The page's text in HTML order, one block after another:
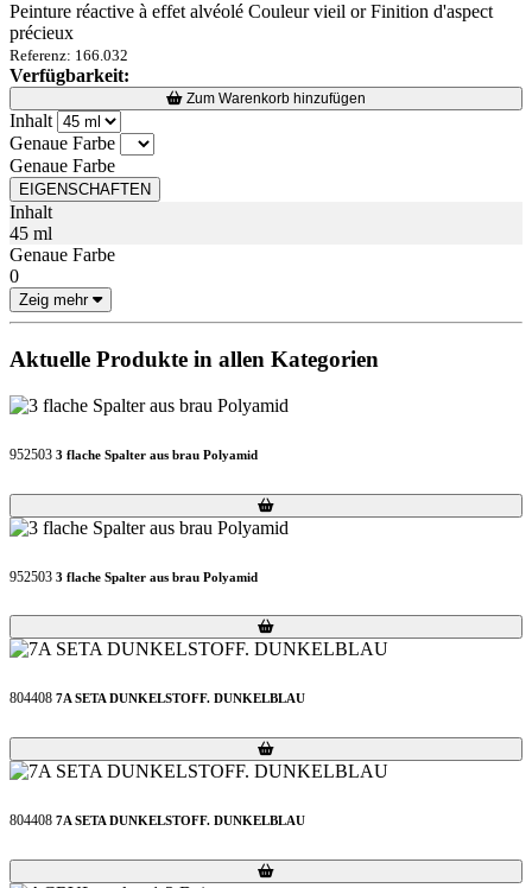
Peinture réactive à effet alvéolé Couleur vieil or Finition d'aspect
précieux
Referenz: 166.032
Verfügbarkeit:
Loading...
Loading... Zum Warenkorb hinzufügen
Inhalt
Genaue Farbe
Genaue Farbe
EIGENSCHAFTEN
Inhalt
45 ml
Genaue Farbe
0
Zeig mehr
Aktuelle Produkte in allen Kategorien
952503 3 flache Spalter aus brau Polyamid
Loading...
Loading...
952503 3 flache Spalter aus brau Polyamid
Loading...
Loading...
804408 7A SETA DUNKELSTOFF. DUNKELBLAU
Loading...
Loading...
804408 7A SETA DUNKELSTOFF. DUNKELBLAU
Loading...
Loading...